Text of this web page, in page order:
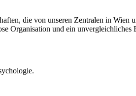
die von unseren Zentralen in Wien
Organisation und ein unvergleichliches